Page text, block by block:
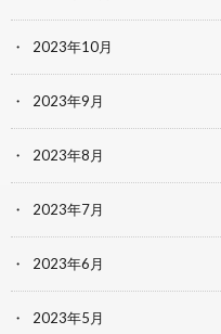
2023年10月
2023年9月
2023年8月
2023年7月
2023年6月
2023年5月